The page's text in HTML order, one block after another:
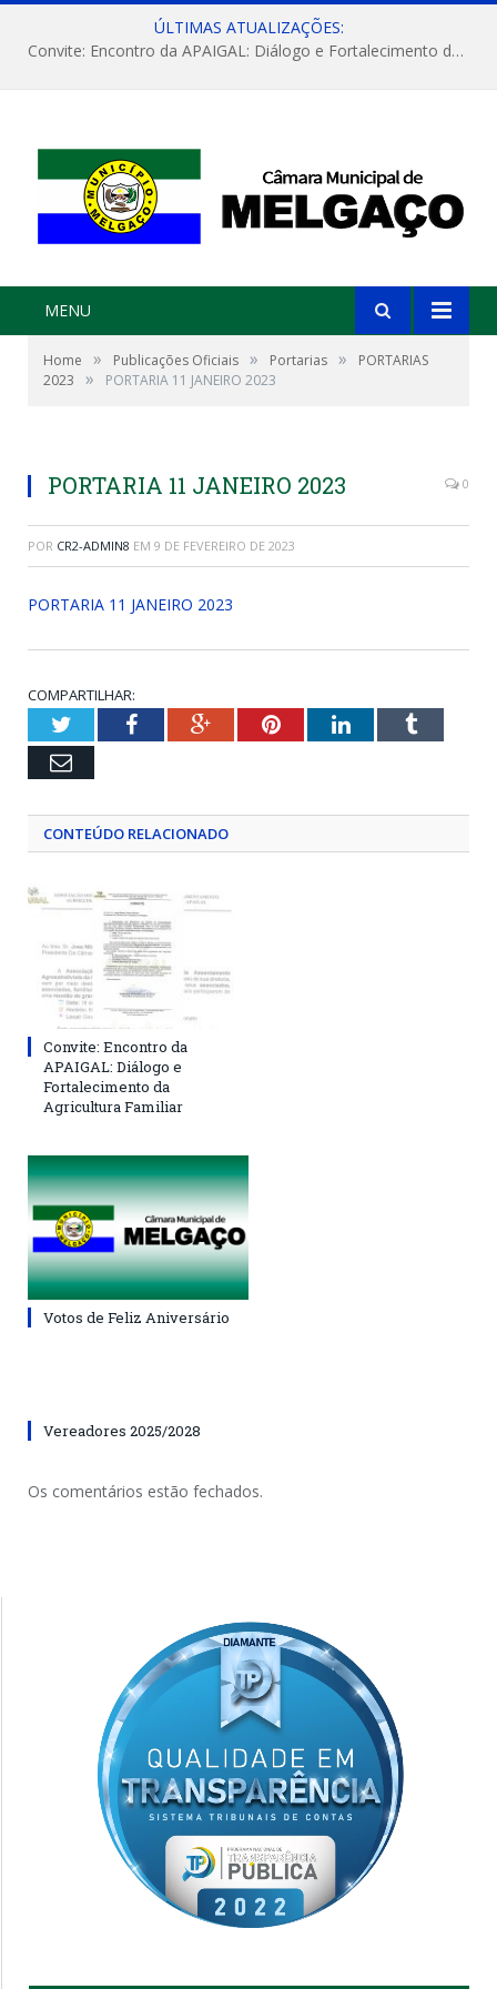
ÚLTIMAS ATUALIZAÇÕES:
Convite: Encontro da APAIGAL: Diálogo e Fortalecimento da Agricultura Familiar
MENU
Home » Publicações Oficiais » Portarias »
PORTARIAS
2023
» PORTARIA 11 JANEIRO 2023
PORTARIA 11 JANEIRO 2023 0
POR CR2-ADMIN8 EM 9 DE FEVEREIRO DE 2023
PORTARIA 11 JANEIRO 2023
COMPARTILHAR:
TwitterFacebookGoogle+PinterestLinkedInTumblr
Email
CONTEÚDO RELACIONADO
Convite: Encontro da
APAIGAL: Diálogo e
Fortalecimento da
Agricultura Familiar
Votos de Feliz Aniversário
Vereadores 2025/2028
Os comentários estão fechados.